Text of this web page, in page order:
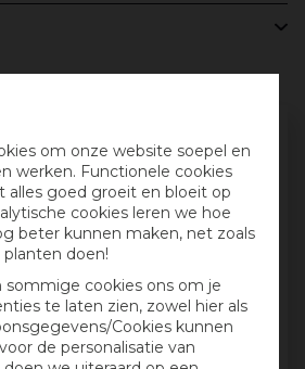
om onze website soepel en
werken. Functionele cookies
alles goed groeit en bloeit op
cookies leren we hoe
beter kunnen maken, net zoals
doen!
sommige cookies ons om je
te laten zien, zowel hier als
Cookies kunnen
de personalisatie van
met dit product en maak
een cadeaubon t.w.v. € 25,-
zin:*